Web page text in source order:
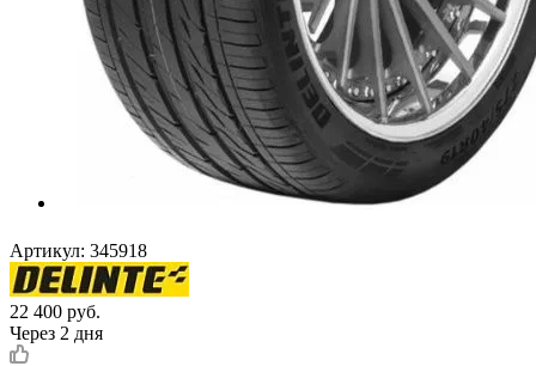
Артикул: 345918
22 400 руб.
Через 2 дня